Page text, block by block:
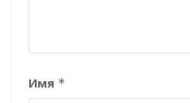
Имя *